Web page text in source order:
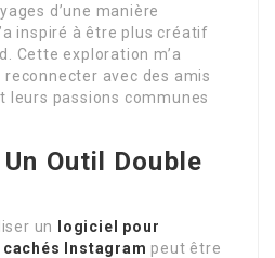
d’une manière
inspiré à être plus créatif
Cette exploration m’a
avec des amis
leurs passions communes
Outil Double
un
logiciel pour
Instagram peut être